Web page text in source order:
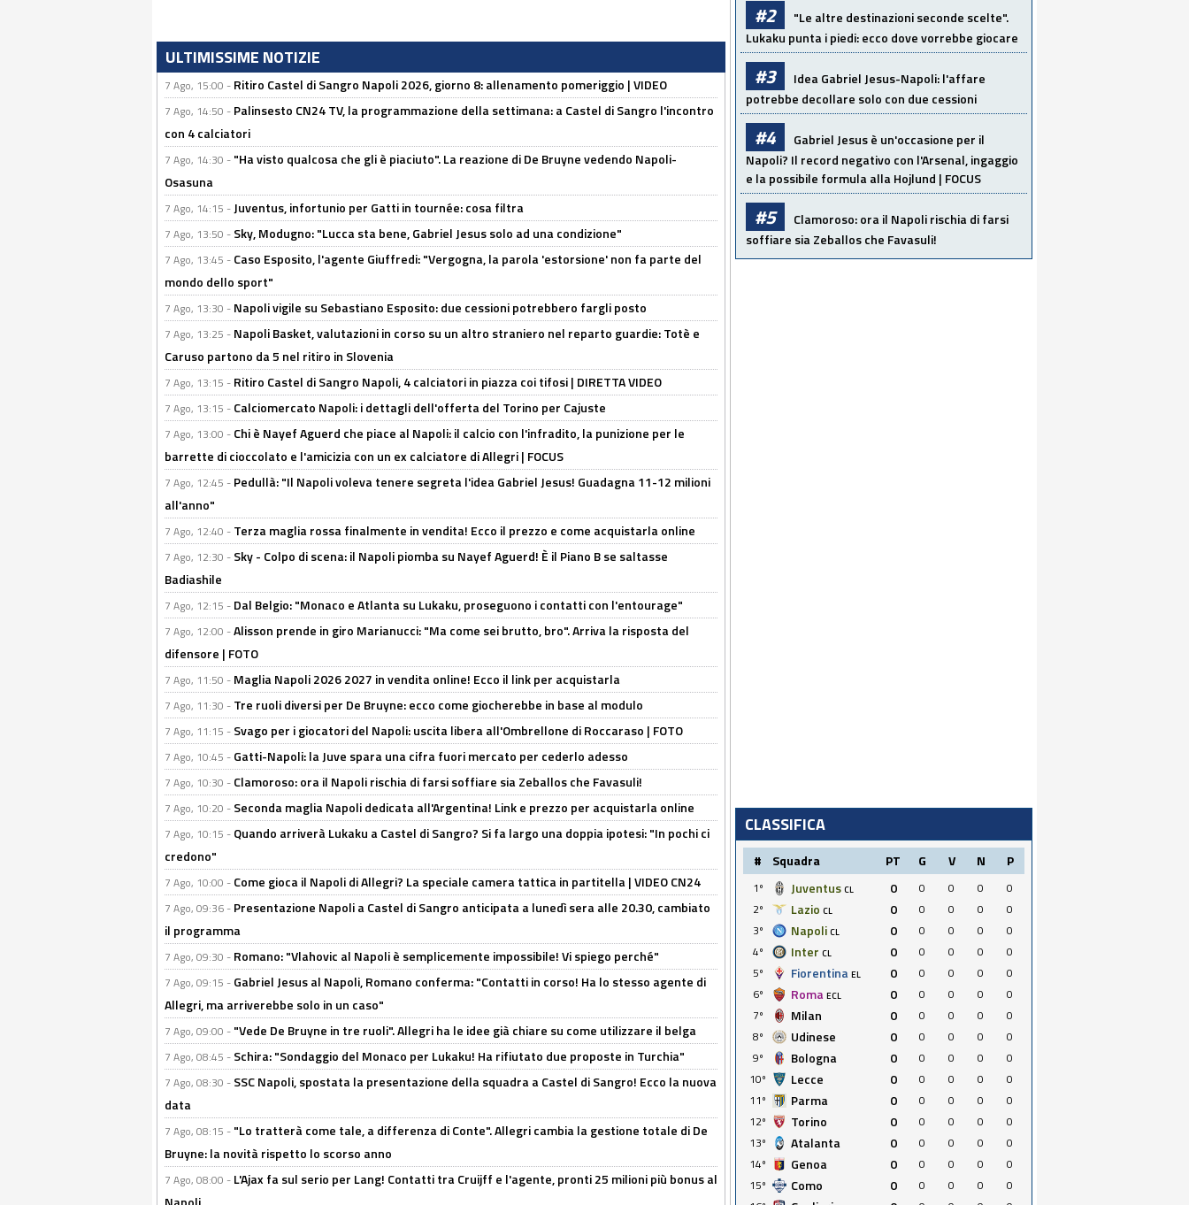
ULTIMISSIME NOTIZIE
7 Ago, 15:00 - Ritiro Castel di Sangro Napoli 2026, giorno 8: allenamento pomeriggio | VIDEO
7 Ago, 14:50 - Palinsesto CN24 TV, la programmazione della settimana: a Castel di Sangro l'incontro
con 4 calciatori
7 Ago, 14:30 - "Ha visto qualcosa che gli è piaciuto". La reazione di De Bruyne vedendo Napoli-
Osasuna
7 Ago, 14:15 - Juventus, infortunio per Gatti in tournée: cosa filtra
7 Ago, 13:50 - Sky, Modugno: "Lucca sta bene, Gabriel Jesus solo ad una condizione"
7 Ago, 13:45 - Caso Esposito, l'agente Giuffredi: "Vergogna, la parola 'estorsione' non fa parte del
mondo dello sport"
7 Ago, 13:30 - Napoli vigile su Sebastiano Esposito: due cessioni potrebbero fargli posto
7 Ago, 13:25 - Napoli Basket, valutazioni in corso su un altro straniero nel reparto guardie: Totè e
Caruso partono da 5 nel ritiro in Slovenia
7 Ago, 13:15 - Ritiro Castel di Sangro Napoli, 4 calciatori in piazza coi tifosi | DIRETTA VIDEO
7 Ago, 13:15 - Calciomercato Napoli: i dettagli dell'offerta del Torino per Cajuste
7 Ago, 13:00 - Chi è Nayef Aguerd che piace al Napoli: il calcio con l'infradito, la punizione per le
barrette di cioccolato e l'amicizia con un ex calciatore di Allegri | FOCUS
7 Ago, 12:45 - Pedullà: "Il Napoli voleva tenere segreta l'idea Gabriel Jesus! Guadagna 11-12 milioni
all'anno"
7 Ago, 12:40 - Terza maglia rossa finalmente in vendita! Ecco il prezzo e come acquistarla online
7 Ago, 12:30 - Sky - Colpo di scena: il Napoli piomba su Nayef Aguerd! È il Piano B se saltasse
Badiashile
7 Ago, 12:15 - Dal Belgio: "Monaco e Atlanta su Lukaku, proseguono i contatti con l'entourage"
7 Ago, 12:00 -Alisson prende in giro Marianucci: "Ma come sei brutto, bro". Arriva la risposta del
difensore | FOTO
7 Ago, 11:50 - Maglia Napoli 2026 2027 in vendita online! Ecco il link per acquistarla
7 Ago, 11:30 - Tre ruoli diversi per De Bruyne: ecco come giocherebbe in base al modulo
7 Ago, 11:15 - Svago per i giocatori del Napoli: uscita libera all'Ombrellone di Roccaraso | FOTO
7 Ago, 10:45 - Gatti-Napoli: la Juve spara una cifra fuori mercato per cederlo adesso
7 Ago, 10:30 - Clamoroso: ora il Napoli rischia di farsi soffiare sia Zeballos che Favasuli!
7 Ago, 10:20 - Seconda maglia Napoli dedicata all'Argentina! Link e prezzo per acquistarla online
7 Ago, 10:15 - Quando arriverà Lukaku a Castel di Sangro? Si fa largo una doppia ipotesi: "In pochi ci
credono"
7 Ago, 10:00 - Come gioca il Napoli di Allegri? La speciale camera tattica in partitella | VIDEO CN24
7 Ago, 09:36 - Presentazione Napoli a Castel di Sangro anticipata a lunedì sera alle 20.30, cambiato
il programma
7 Ago, 09:30 - Romano: "Vlahovic al Napoli è semplicemente impossibile! Vi spiego perché"
7 Ago, 09:15 - Gabriel Jesus al Napoli, Romano conferma: "Contatti in corso! Ha lo stesso agente di
Allegri, ma arriverebbe solo in un caso"
7 Ago, 09:00 - "Vede De Bruyne in tre ruoli". Allegri ha le idee già chiare su come utilizzare il belga
7 Ago, 08:45 - Schira: "Sondaggio del Monaco per Lukaku! Ha rifiutato due proposte in Turchia"
7 Ago, 08:30 - SSC Napoli, spostata la presentazione della squadra a Castel di Sangro! Ecco la nuova
data
7 Ago, 08:15 - "Lo tratterà come tale, a differenza di Conte". Allegri cambia la gestione totale di De
Bruyne: la novità rispetto lo scorso anno
7 Ago, 08:00 - L'Ajax fa sul serio per Lang! Contatti tra Cruijff e l'agente, pronti 25 milioni più bonus al
#2
"Le altre destinazioni seconde scelte".
Lukaku punta i piedi: ecco dove vorrebbe giocare
#3
Idea Gabriel Jesus-Napoli: l'affare
potrebbe decollare solo con due cessioni
#4
Gabriel Jesus è un'occasione per il
Napoli? Il record negativo con l'Arsenal, ingaggio
e la possibile formula alla Hojlund | FOCUS
#5
Clamoroso: ora il Napoli rischia di farsi
soffiare sia Zeballos che Favasuli!
CLASSIFICA
# Squadra PT G V N P
1º Juventus CL 0 0 0 0
0
2º
Lazio CL 0 0 0 0
0
3º
Napoli CL 0 0 0 0
0
4º
Inter CL 0 0 0 0
0
5º
Fiorentina EL 0 0 0 0
0
6º
Roma ECL 0 0 0 0
0
7º
Milan 0 0 0 0
0
8º
Udinese 0 0 0 0
0
9º
Bologna 0 0 0 0
0
10º
Lecce 0 0 0 0
0
11º
Parma 0 0 0 0
0
12º
Torino 0 0 0 0
0
13º
Atalanta 0 0 0 0
0
14º
Genoa 0 0 0 0
0
15º
Como 0 0 0 0
0